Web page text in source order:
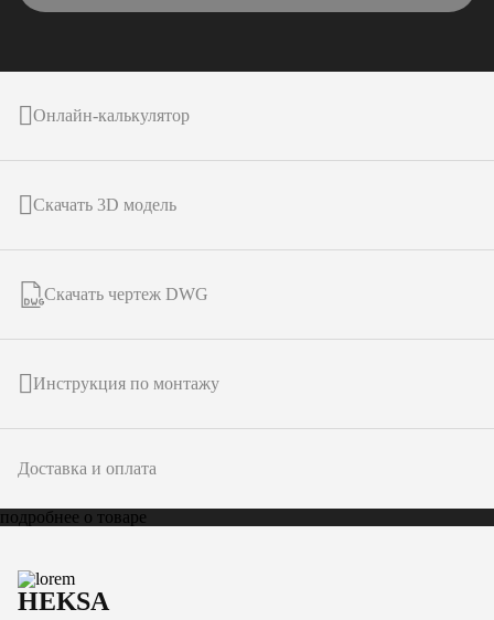
Онлайн-калькулятор
Скачать 3D модель
Скачать чертеж DWG
Инструкция по монтажу
Доставка и оплата
подробнее о товаре
HEKSA